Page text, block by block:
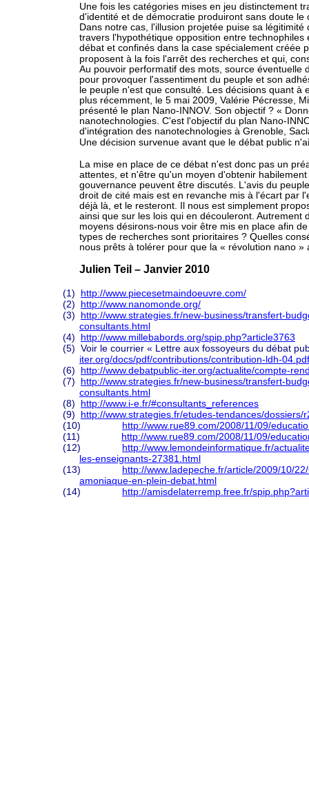
Une fois les catégories mises en jeu distinctement
d'identité et de démocratie produiront sans doute
Dans notre cas, l'illusion projetée puise sa
travers l'hypothétique opposition entre
débat et confinés dans la case spécialement créée
proposent à la fois l'arrêt des recherches et qui,
Au pouvoir performatif des mots, source
pour provoquer l'assentiment du peuple et son
le peuple n'est que consulté. Les décisions quant
plus récemment, le 5 mai 2009, Valérie Pécresse,
présenté le plan Nano-INNOV. Son objectif ? «
nanotechnologies. C'est l'objectif du plan Nano-
d'intégration des nanotechnologies à Grenoble,
Une décision survenue avant que le débat public
La mise en place de ce débat n'est donc pas un
attentes, et n'être qu'un moyen d'obtenir
gouvernance peuvent être discutés. L'avis du
droit de cité mais est en revanche mis à l'écart par
déjà là, et le resteront. Il nous est simplement
ainsi que sur les lois qui en découleront.
moyens désirons-nous voir être mis en place afin
types de recherches sont prioritaires ? Quelles
nous prêts à tolérer pour que la « révolution nano »
Julien Teil – Janvier 2010
(1)
http://www.piecesetmaindoeuvre.com/
(2)
http://www.nanomonde.org/
(3)
http://www.strategies.fr/new-business/transfert-
consultants.html
(4)
http://www.millebabords.org/spip.php?article3763
(5) Voir le courrier « Lettre aux fossoyeurs du débat
iter.org/docs/pdf/contributions/contribution-ldh-04.pdf
(6)
http://www.debatpublic-iter.org/actualite/compte-
(7)
http://www.strategies.fr/new-business/transfert-
consultants.html
(8)
http://www.i-e.fr/#consultants_references
(9)
http://www.strategies.fr/etudes-tendances/
(10)
http://www.rue89.com/2008/11/09/
(11)
http://www.rue89.com/2008/11/09/
(12)
http://www.lemondeinformatique.fr/
les-enseignants-27381.html
(13)
http://www.ladepeche.fr/article/2009/10/
amoniaque-en-plein-debat.html
(14)
http://amisdelaterremp.free.fr/